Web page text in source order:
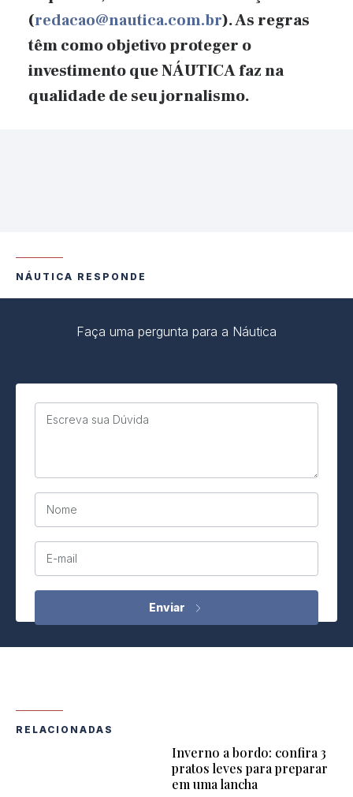
(redacao@nautica.com.br). As regras
têm como objetivo proteger o
investimento que NÁUTICA faz na
qualidade de seu jornalismo.
NÁUTICA RESPONDE
Faça uma pergunta para a Náutica
Escreva sua Dúvida
Nome
E-mail
RELACIONADAS
Inverno a bordo: confira 3
pratos leves para preparar
em uma lancha